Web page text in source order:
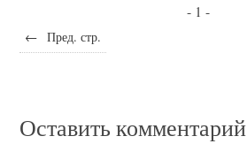
- 1 -
← Пред. стр.
Оставить комментарий